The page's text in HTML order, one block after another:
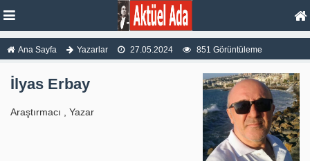
Ana Sayfa Yazarlar 27.05.2024 851 Görüntüleme
İlyas Erbay
Araştırmacı , Yazar